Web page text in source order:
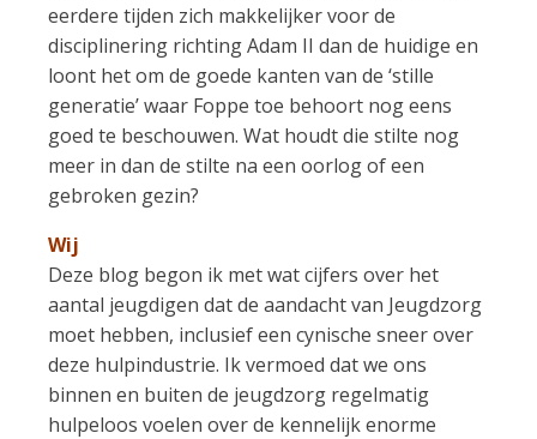
eerdere tijden zich makkelijker voor de
disciplinering richting Adam II dan de huidige en
loont het om de goede kanten van de ‘stille
generatie’ waar Foppe toe behoort nog eens
goed te beschouwen. Wat houdt die stilte nog
meer in dan de stilte na een oorlog of een
gebroken gezin?
Wij
Deze blog begon ik met wat cijfers over het
aantal jeugdigen dat de aandacht van Jeugdzorg
moet hebben, inclusief een cynische sneer over
deze hulpindustrie. Ik vermoed dat we ons
binnen en buiten de jeugdzorg regelmatig
hulpeloos voelen over de kennelijk enorme